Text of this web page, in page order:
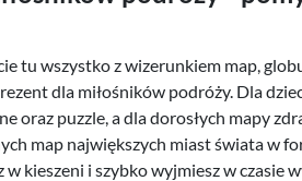
tu wszystko z wizerunkiem map,
dla miłośników podróży. Dla
oraz puzzle, a dla dorosłych mapy
map największych miast świata w
w kieszeni i szybko wyjmiesz w czasie